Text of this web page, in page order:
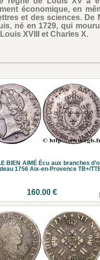
économique, en
et des sciences. De
né en 1729, qui
XVIII et Charles X.
BIEN AIMÉ Écu aux branches
1756 Aix-en-Provence TB+/
160.00 €